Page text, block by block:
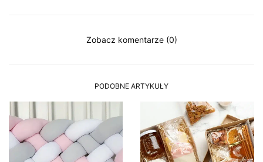
Zobacz komentarze (0)
PODOBNE ARTYKUŁY